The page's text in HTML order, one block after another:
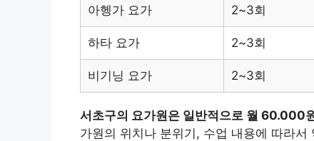
아헹가 요가 2~3회
하타 요가 2~3회
비기닝 요가 2~3회
서초구의 요가원은 일반적으로 월 60.000
가원의 위치나 분위기, 수업 내용에 따라